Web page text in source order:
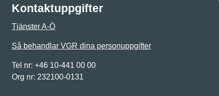
Kontaktuppgifter
Tjänster A-Ö
Så behandlar VGR dina personuppgifter
Tel nr: +46 10-441 00 00
Org nr: 232100-0131